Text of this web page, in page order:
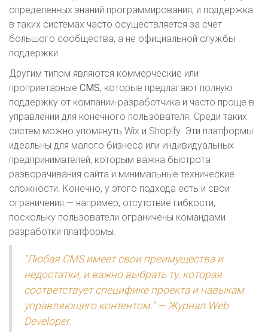
определенных знаний программирования, и поддержка
в таких системах часто осуществляется за счет
большого сообщества, а не официальной службы
поддержки.
Другим типом являются коммерческие или
проприетарные CMS, которые предлагают полную
поддержку от компании-разработчика и часто проще в
управлении для конечного пользователя. Среди таких
систем можно упомянуть Wix и Shopify. Эти платформы
идеальны для малого бизнеса или индивидуальных
предпринимателей, которым важна быстрота
разворачивания сайта и минимальные технические
сложности. Конечно, у этого подхода есть и свои
ограничения — например, отсутствие гибкости,
поскольку пользователи ограничены командами
разработки платформы.
"Любая CMS имеет свои преимущества и
недостатки, и важно выбрать ту, которая
соответствует специфике проекта и навыкам
управляющего контентом." — Журнал Web
Developer.